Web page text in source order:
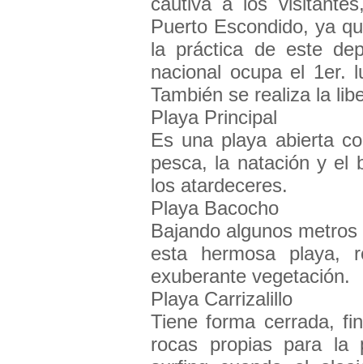
Puerto Escondido, ya
la práctica de este
nacional ocupa el 1er.
También se realiza la
Playa Principal
Es una playa abierta
pesca, la natación y el
los atardeceres.
Playa Bacocho
Bajando algunos
esta hermosa playa,
exuberante vegetación.
Playa Carrizalillo
Tiene forma cerrada,
rocas propias para la